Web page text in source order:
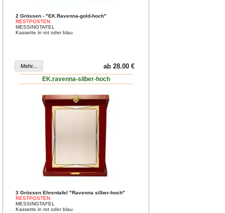
2 Grössen - "EK.Ravenna-gold-hoch"
RESTPOSTEN
MESSINGTAFEL
Kassette in rot oder blau
ab 28.00 €
EK.ravenna-silber-hoch
3 Grössen Ehrentafel "Ravenna silber-hoch"
RESTPOSTEN
MESSINGTAFEL
Kassette in rot oder blau